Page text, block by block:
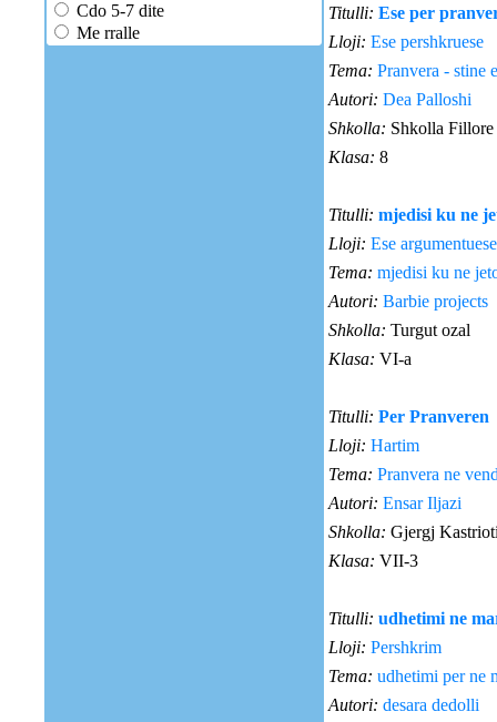
Cdo 5-7 dite
Me rralle
Titulli: Ese per
Lloji: Ese pershkruese
Tema: Pranvera - stine
Autori: Dea Palloshi
Shkolla: Shkolla
Klasa: 8
Titulli: mjedisi ku ne
Lloji: Ese argumentuese
Tema: mjedisi ku ne
Autori: Barbie projects
Shkolla: Turgut ozal
Klasa: VI-a
Titulli: Per Pranveren
Lloji: Hartim
Tema: Pranvera ne
Autori: Ensar Iljazi
Shkolla: Gjergj
Klasa: VII-3
Titulli: udhetimi ne
Lloji: Pershkrim
Tema: udhetimi per ne
Autori: desara dedolli